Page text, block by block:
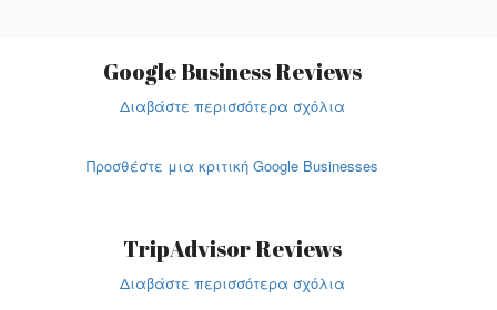
Google Business Reviews
Διαβάστε περισσότερα σχόλια
Προσθέστε μια κριτική Google Businesses
TripAdvisor Reviews
Διαβάστε περισσότερα σχόλια